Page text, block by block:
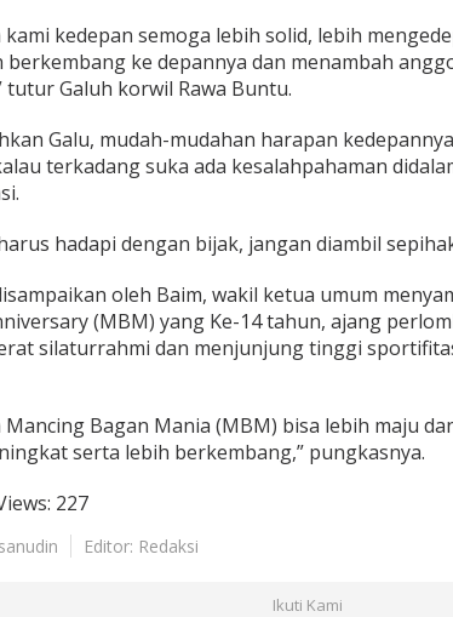
kami kedepan semoga lebih solid, lebih
berkembang ke depannya dan menambah
tutur Galuh korwil Rawa Buntu.
Galu, ‎mudah-mudahan harapan
terkadang suka ada kesalahpahaman
hadapi dengan bijak, jangan diambil
oleh ‎Baim, wakil ketua umum
(MBM) yang Ke-14 tahun, ajang
silaturrahmi dan menjunjung tinggi
Mancing Bagan Mania (MBM) bisa lebih maju
serta lebih berkembang,” pungkasnya.
227
Editor: Redaksi
Ikuti Kami